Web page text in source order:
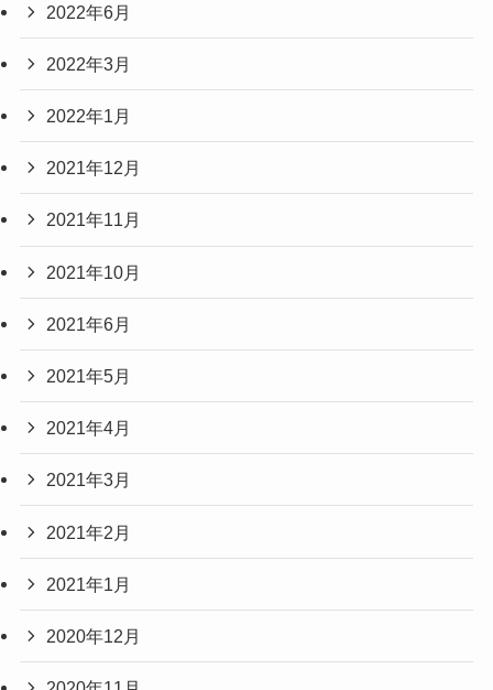
2022年6月
2022年3月
2022年1月
2021年12月
2021年11月
2021年10月
2021年6月
2021年5月
2021年4月
2021年3月
2021年2月
2021年1月
2020年12月